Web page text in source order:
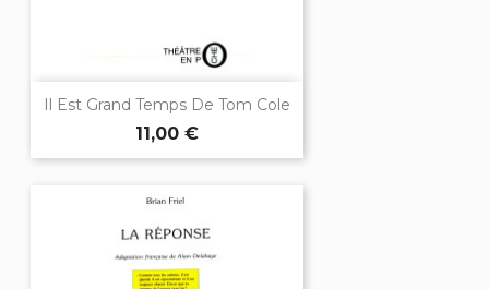
Il Est Grand Temps De Tom Cole
11,00 €